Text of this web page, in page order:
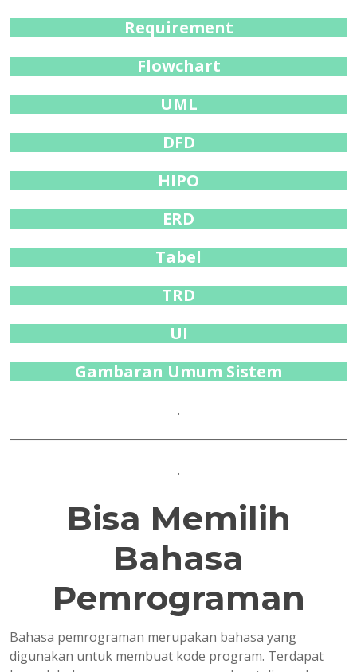
Requirement
Flowchart
UML
DFD
HIPO
ERD
Tabel
TRD
UI
Gambaran Umum Sistem
.
.
Bisa Memilih
Bahasa
Pemrograman
Bahasa pemrograman merupakan bahasa yang
digunakan untuk membuat kode program. Terdapat